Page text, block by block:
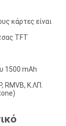
κάρτες είναι
TFT
1500 mAh
RMVB, Κ.ΛΠ.